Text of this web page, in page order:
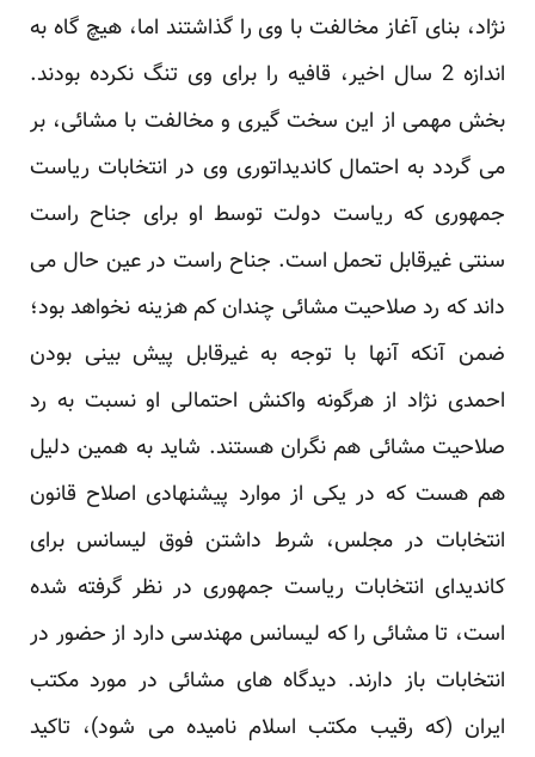
نژاد، بنای آغاز مخالفت با وی را گذاشتند اما، هیچ گاه به
اندازه 2 سال اخیر، قافیه را برای وی تنگ نکرده بودند.
بخش مهمی از این سخت گیری و مخالفت با مشائی، بر
می گردد به احتمال کاندیداتوری وی در انتخابات ریاست
جمهوری که ریاست دولت توسط او برای جناح راست
سنتی غیرقابل تحمل است. جناح راست در عین حال می
داند که رد صلاحیت مشائی چندان کم هزینه نخواهد بود؛
ضمن آنکه آنها با توجه به غیرقابل پیش بینی بودن
احمدی نژاد از هرگونه واکنش احتمالی او نسبت به رد
صلاحیت مشائی هم نگران هستند. شاید به همین دلیل
هم هست که در یکی از موارد پیشنهادی اصلاح قانون
انتخابات در مجلس، شرط داشتن فوق لیسانس برای
کاندیدای انتخابات ریاست جمهوری در نظر گرفته شده
است، تا مشائی را که لیسانس مهندسی دارد از حضور در
انتخابات باز دارند. دیدگاه های مشائی در مورد مکتب
ایران (که رقیب مکتب اسلام نامیده می شود)، تاکید